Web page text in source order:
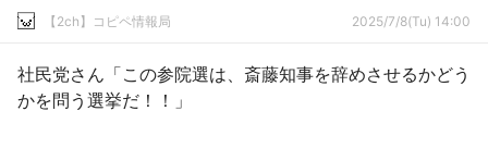
【2ch】コピペ情報局 2025/7/8(Tu) 14:00
社民党さん「この参院選は、斎藤知事を辞めさせるかどう
かを問う選挙だ！！」